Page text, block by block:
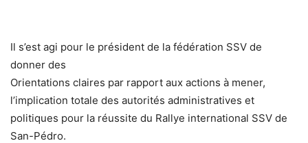
Il s’est agi pour le président de la fédération SSV de
donner des
Orientations claires par rapport aux actions à mener,
l’implication totale des autorités administratives et
politiques pour la réussite du Rallye international SSV de
San-Pédro.